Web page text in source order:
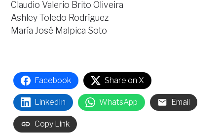
Claudio Valerio Brito Oliveira
Ashley Toledo Rodríguez
María José Malpica Soto
Facebook Share on X
LinkedIn WhatsApp Email
Copy Link